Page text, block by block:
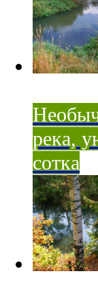
река,
сотка